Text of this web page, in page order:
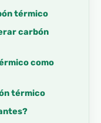
térmico
carbón
como
térmico